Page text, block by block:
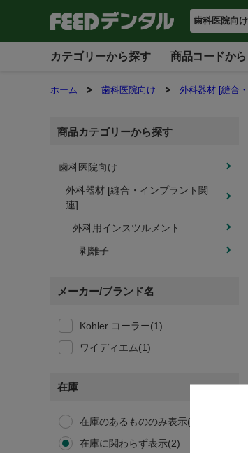
カテゴリーから探す 商品コードか
ホーム 歯科医院向け 外科器材 [縫合
商品カテゴリーから探す
歯科医院向け
外科器材 [縫合・インプラント関
連]
外科用インスツルメント
剥離子
メーカー/ブランド名
Kohler コーラー(1)
ワイディエム(1)
在庫
在庫のあるもののみ表示(2)
在庫に関わらず表示(2)